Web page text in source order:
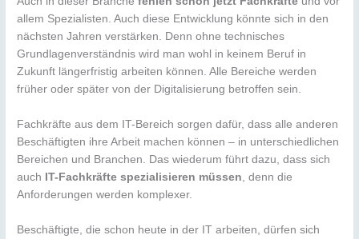
allem Spezialisten. Auch diese Entwicklung könnte sich in den
nächsten Jahren verstärken. Denn ohne technisches
Grundlagenverständnis wird man wohl in keinem Beruf in
Zukunft längerfristig arbeiten können. Alle Bereiche werden
früher oder später von der Digitalisierung betroffen sein.
Fachkräfte aus dem IT-Bereich sorgen dafür, dass alle anderen
Beschäftigten ihre Arbeit machen können – in unterschiedlichen
Bereichen und Branchen. Das wiederum führt dazu, dass sich
auch IT-Fachkräfte spezialisieren müssen , denn die
Anforderungen werden komplexer.
Beschäftigte, die schon heute in der IT arbeiten, dürfen sich